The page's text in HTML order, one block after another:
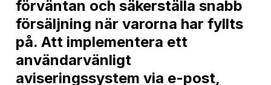
förväntan och säkerställa snabb
försäljning när varorna har fyllts
på. Att implementera ett
användarvänligt
aviseringssystem via e-post,